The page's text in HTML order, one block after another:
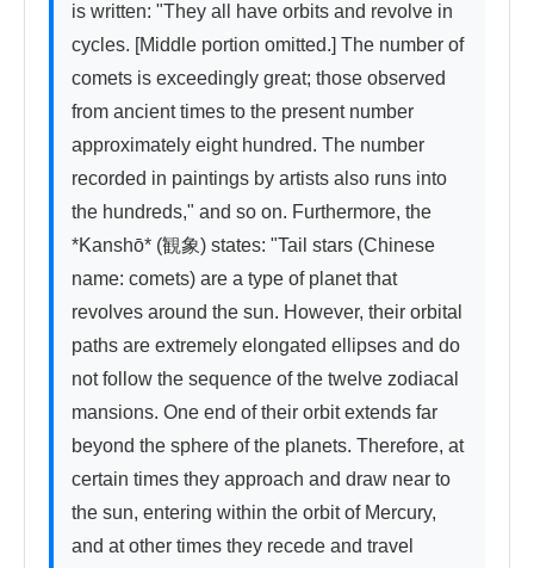
is written: "They all have orbits and revolve in
cycles. [Middle portion omitted.] The number of
comets is exceedingly great; those observed
from ancient times to the present number
approximately eight hundred. The number
recorded in paintings by artists also runs into
the hundreds," and so on. Furthermore, the
*Kanshō* (観象) states: "Tail stars (Chinese
name: comets) are a type of planet that
revolves around the sun. However, their orbital
paths are extremely elongated ellipses and do
not follow the sequence of the twelve zodiacal
mansions. One end of their orbit extends far
beyond the sphere of the planets. Therefore, at
certain times they approach and draw near to
the sun, entering within the orbit of Mercury,
and at other times they recede and travel